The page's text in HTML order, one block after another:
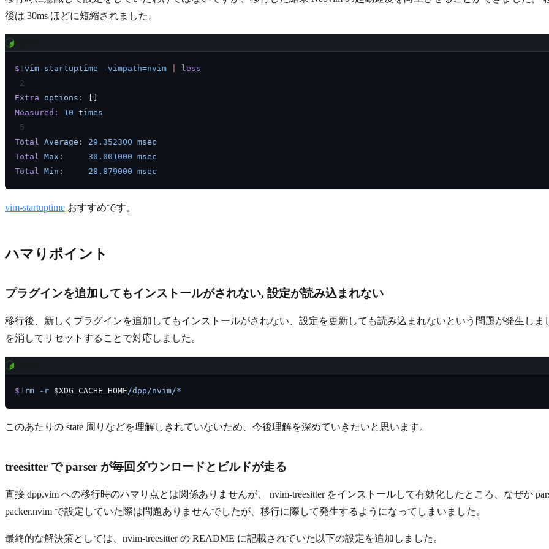
後は 30ms ほどに短縮されました。
$ vim-startuptime -vimpath=nvim less
Extra options:
Measured:
10 times
Total Average: 29.352300 msec
Total Max:
     30.001000
msec
Total Min:
     28.879000
msec
vim-startuptime おすすめです。
ハマりポイント
プラグインを追加してもインストールがされない, 設定が読み込まれない
移行後、新しくプラグインを追加してもインストールがされない、設定を更新しても読み込まれないという問題が発生しま
を消してリセットすることで対応しました。
$ rm -r $XDG_CACHE_HOME/dpp/nvim/*
このあたりの state 周りなどを理解しきれていないため、今後理解を深めていきたいと思います。
treesitter で parser が毎回ダウンロードとビルドが走る
直接 dpp.vim への移行時のハマり点とは関係ありませんが、 nvim-treesitter をインストールして有効化したところ、なぜか
packer.nvim で設定していた際は問題ありませんでしたが、移行に際して発生するようになってしまいました。
最終的な解決策としては、nvim-treesitter の README に記載されていた以下の設定を追加しました。